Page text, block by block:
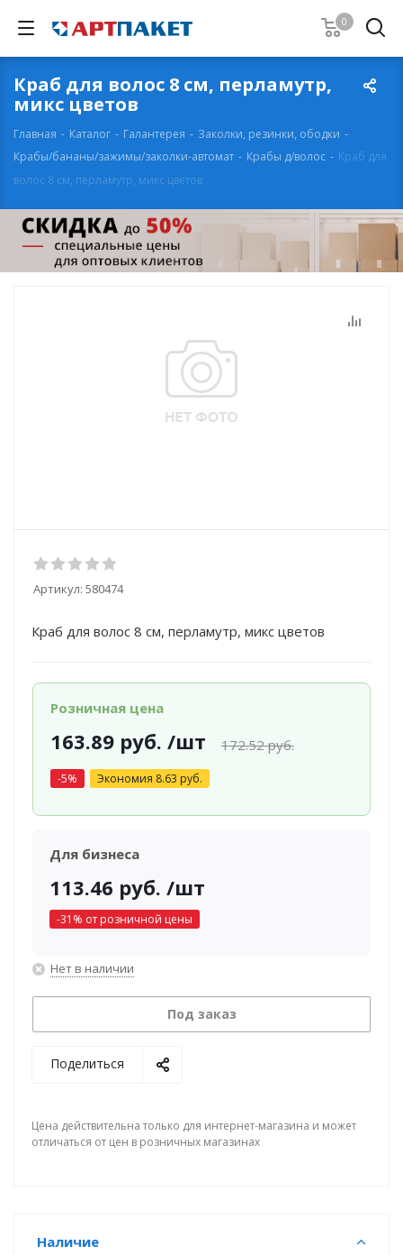
0
Краб для волос 8 см, перламутр,
микс цветов
Главная - Каталог - Галантерея - Заколки, резинки, ободки -
Крабы/бананы/зажимы/заколки-автомат - Крабы д/волос - Краб для
волос 8 см, перламутр, микс цветов
Артикул: 580474
Краб для волос 8 см, перламутр, микс цветов
Розничная цена
163.89руб. /шт 172.52руб.
-5% Экономия 8.63 руб.
Для бизнеса
113.46 руб. /шт
-31 % от розничной цены
Нет в наличии
Под заказ
Поделиться
Цена действительна только для интернет-магазина и может
отличаться от цен в розничных магазинах
Наличие